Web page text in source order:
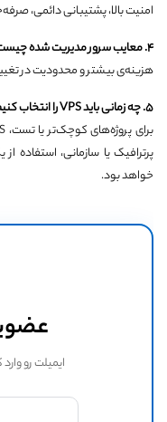
امنیت بالا، پشتیبانی دائمی،
۴. معایب سرور مدیریت شده چیست؟
هزینه‌ی بیشتر و محدودیت در
۵. چه زمانی باید VPS را انتخاب کنیم و چه زمانی سرور اختصاصی مدیریت شده؟
پرترافیک یا سازمانی،
خواهد بود.
ایمیلت رو